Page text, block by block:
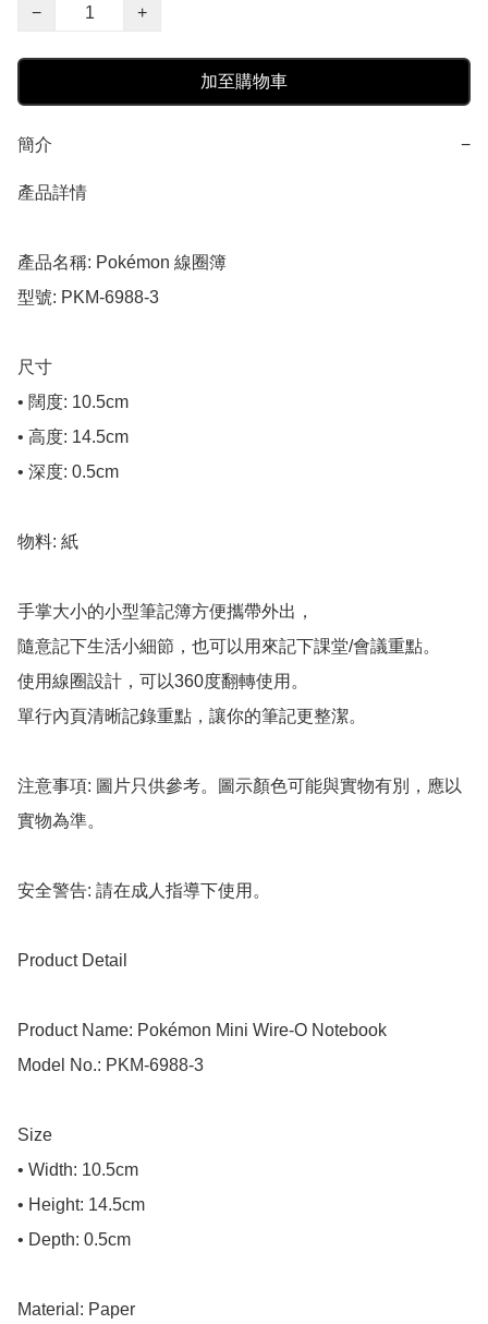
−
+
加至購物車
簡介 −
產品詳情
產品名稱: Pokémon 線圈簿
型號: PKM-6988-3
尺寸
• 闊度: 10.5cm
• 高度: 14.5cm
• 深度: 0.5cm
物料: 紙
手掌大小的小型筆記簿方便攜帶外出，
隨意記下生活小細節，也可以用來記下課堂/會議重點。
使用線圈設計，可以360度翻轉使用。
單行內頁清晰記錄重點，讓你的筆記更整潔。
注意事項: 圖片只供參考。圖示顏色可能與實物有別，應以
實物為準。
安全警告: 請在成人指導下使用。
Product Detail
Product Name: Pokémon Mini Wire-O Notebook
Model No.: PKM-6988-3
Size
• Width: 10.5cm
• Height: 14.5cm
• Depth: 0.5cm
Material: Paper